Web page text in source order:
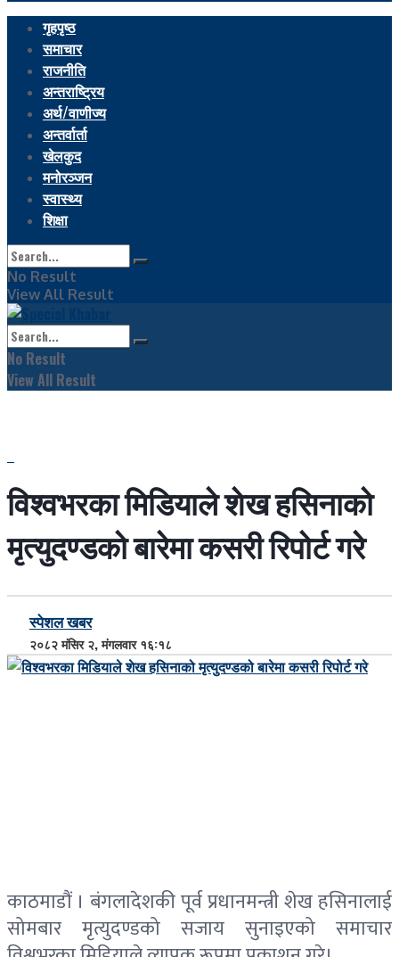
गृहपृष्ठ
समाचार
राजनीति
अन्तराष्ट्रिय
अर्थ/वाणीज्य
अन्तर्वार्ता
खेलकुद
मनोरञ्जन
स्वास्थ्य
शिक्षा
No Result
View All Result
No Result
View All Result
विश्वभरका मिडियाले शेख हसिनाको
मृत्युदण्डको बारेमा कसरी रिपोर्ट गरे
स्पेशल खबर
२०८२ मंसिर २, मंगलवार १६:१८
काठमाडौं । बंगलादेशकी पूर्व प्रधानमन्त्री शेख हसिनालाई
सोमबार मृत्युदण्डको सजाय सुनाइएको समाचार